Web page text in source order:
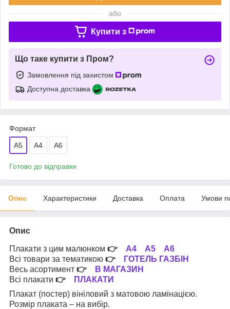
або
Купити з
Що таке купити з Пром?
Замовлення під захистом
Доступна доставка
Формат
A5 A4 А6
Готово до відправки
Опис Характеристики Доставка Оплата Умови
Опис
Плакати з цим малюнком 👉 А4 А5
А6
Всі товари за тематикою 👉
ГОТЕЛЬ ГАЗБІН
Весь асортимент 👉
В МАГАЗИН
Всі плакати 👉
ПЛАКАТИ
Плакат (постер) вініловий з матовою ламінацією.
Розмір плаката – на вибір.